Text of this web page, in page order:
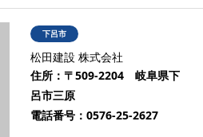
下呂市
松田建設 株式会社
住所： 〒509-2204 岐阜県下
呂市三原
電話番号： 0576-25-2627